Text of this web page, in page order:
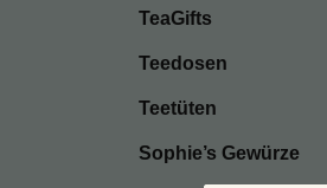
TeaGifts
Teedosen
Teetüten
Sophie’s Gewürze